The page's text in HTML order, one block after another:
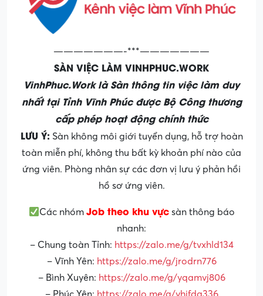
———————-***———————
SÀN VIỆC LÀM VINHPHUC.WORK
VinhPhuc.Work là Sàn thông tin việc làm duy
nhất tại Tỉnh Vĩnh Phúc được Bộ Công thương
cấp phép hoạt động chính thức
LƯU Ý: Sàn không môi giới tuyển dụng, hỗ trợ hoàn
toàn miễn phí, không thu bất kỳ khoản phí nào của
ứng viên. Phòng nhân sự các đơn vị lưu ý phản hồi
hồ sơ ứng viên.
Các nhóm Job theo khu vựcsàn thông báo
nhanh:
– Chung toàn Tỉnh: https://zalo.me/g/tvxhld134
– Vĩnh Yên: https://zalo.me/g/jrodrn776
– Bình Xuyên: https://zalo.me/g/yqamvj806